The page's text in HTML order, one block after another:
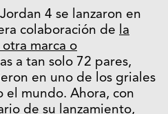
4 se lanzaron en
colaboración de la
marca o
a tan solo 72 pares,
en uno de los griales
el mundo. Ahora, con
de su lanzamiento,